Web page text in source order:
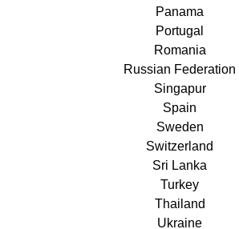
Panama
Portugal
Romania
Russian Federation
Singapur
Spain
Sweden
Switzerland
Sri Lanka
Turkey
Thailand
Ukraine